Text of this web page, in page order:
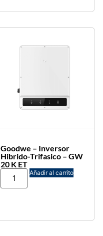
Goodwe – Inversor
Hibrido-Trifasico – GW
20 K ET
Añadir al carrito